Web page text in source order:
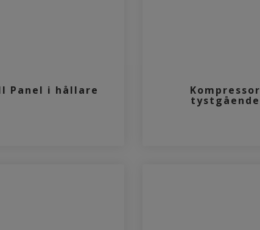
Panel i hållare Kompressor
tystgående